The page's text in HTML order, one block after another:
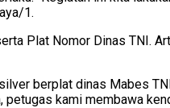
1.
Plat Nomor Dinas TNI.
berplat dinas Mabes
kami membawa